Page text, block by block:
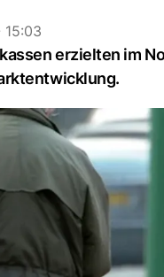
15:03
erzielten im